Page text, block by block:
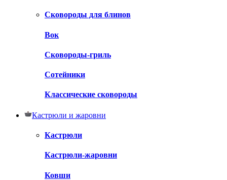
Сковороды для блинов
Вок
Сковороды-гриль
Сотейники
Классические сковороды
Кастрюли и жаровни
Кастрюли
Кастрюли-жаровни
Ковши